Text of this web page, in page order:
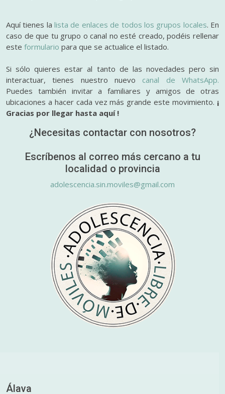
Aquí tienes lalista de enlaces de todos los grupos locales. En
caso de que tu grupo o canal no esté creado, podéis rellenar
este formulario para que se actualice el listado.
Si sólo quieres estar al tanto de las novedades pero sin
interactuar, tienes nuestro nuevo canal de WhatsApp.
Puedes también invitar a familiares y amigos de otras
ubicaciones a hacer cada vez más grande este movimiento. ¡
Gracias por llegar hasta aquí !
¿Necesitas contactar con nosotros?
Escríbenos al correo más cercano a tu
localidad o provincia
adolescencia.sin.moviles@gmail.com
Álava